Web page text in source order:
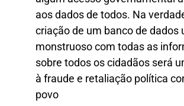
aos dados de todos. Na
criação de um banco de dados
monstruoso com todas as
sobre todos os cidadãos será
à fraude e retaliação política
povo